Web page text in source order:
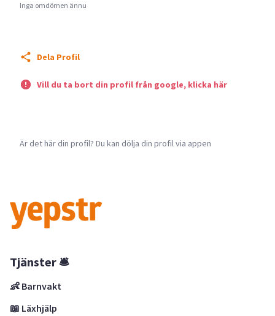
Inga omdömen ännu
Dela Profil
Vill du ta bort din profil från google, klicka här
Är det här din profil? Du kan dölja din profil via appen
Tjänster 🛎
👶 Barnvakt
📖 Läxhjälp